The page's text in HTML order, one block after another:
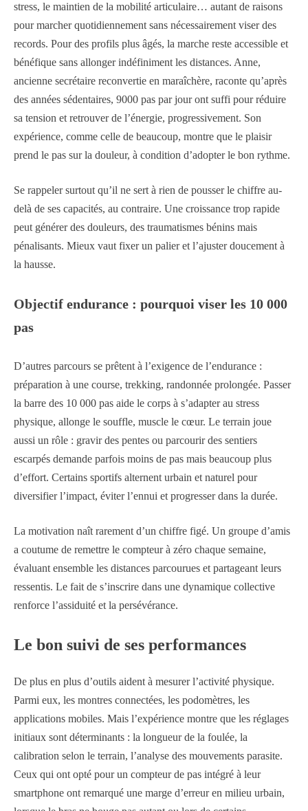
stress, le maintien de la mobilité articulaire… autant de raisons
pour marcher quotidiennement sans nécessairement viser des
records. Pour des profils plus âgés, la marche reste accessible et
bénéfique sans allonger indéfiniment les distances. Anne,
ancienne secrétaire reconvertie en maraîchère, raconte qu’après
des années sédentaires, 9000 pas par jour ont suffi pour réduire
sa tension et retrouver de l’énergie, progressivement. Son
expérience, comme celle de beaucoup, montre que le plaisir
prend le pas sur la douleur, à condition d’adopter le bon rythme.
Se rappeler surtout qu’il ne sert à rien de pousser le chiffre au-
delà de ses capacités, au contraire. Une croissance trop rapide
peut générer des douleurs, des traumatismes bénins mais
pénalisants. Mieux vaut fixer un palier et l’ajuster doucement à
la hausse.
Objectif endurance : pourquoi viser les 10 000
pas
D’autres parcours se prêtent à l’exigence de l’endurance :
préparation à une course, trekking, randonnée prolongée. Passer
la barre des 10 000 pas aide le corps à s’adapter au stress
physique, allonge le souffle, muscle le cœur. Le terrain joue
aussi un rôle : gravir des pentes ou parcourir des sentiers
escarpés demande parfois moins de pas mais beaucoup plus
d’effort. Certains sportifs alternent urbain et naturel pour
diversifier l’impact, éviter l’ennui et progresser dans la durée.
La motivation naît rarement d’un chiffre figé. Un groupe d’amis
a coutume de remettre le compteur à zéro chaque semaine,
évaluant ensemble les distances parcourues et partageant leurs
ressentis. Le fait de s’inscrire dans une dynamique collective
renforce l’assiduité et la persévérance.
Le bon suivi de ses performances
De plus en plus d’outils aident à mesurer l’activité physique.
Parmi eux, les montres connectées, les podomètres, les
applications mobiles. Mais l’expérience montre que les réglages
initiaux sont déterminants : la longueur de la foulée, la
calibration selon le terrain, l’analyse des mouvements parasite.
Ceux qui ont opté pour un compteur de pas intégré à leur
smartphone ont remarqué une marge d’erreur en milieu urbain,